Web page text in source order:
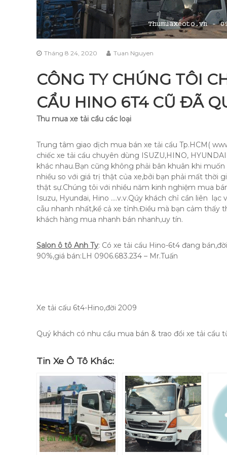
Tháng 8 24, 2020 Tuan Nguyen
CÔNG TY CHÚNG TÔI
CẨU HINO 6T4 CŨ ĐÃ
Thu mua xe tải cẩu các loại
Trung tâm giao dịch mua bán xe tải cẩu Tp.HCM(
chiếc xe tải cẩu chuyên dùng ISUZU,HINO,
khác nhau.Bạn cũng không phải bân khuân khi
nhiều so với giá trị thật của xe,bởi bạn phải mất thời
thật sự.Chúng tôi với nhiều năm kinh nghiệm mua
Isuzu, Hyundai, Hino ….v.v.Qúy khách chỉ cần liên
cẫu nhanh nhất,kể cả xe tỉnh.Điều mà bạn cảm
khách hàng mua nhanh bán nhanh,uy tín.
Salon ô tô Anh Ty: Có xe tải cẩu Hino-6t4 đang
90%,giá bán:LH 0906.683.234 – Mr.Tuấn
Xe tải cấu 6t4-Hino,đời 2009
Quý khách có nhu cầu mua bán & trao đổi xe tải cẩu
Tin Xe Ô Tô Khác: